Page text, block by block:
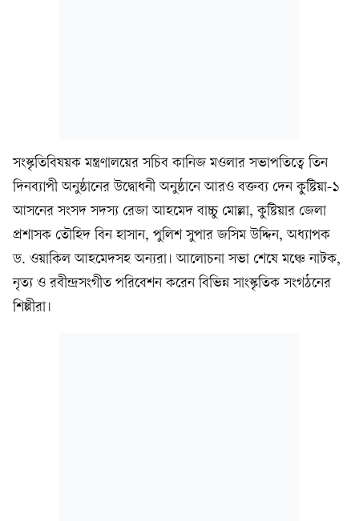
সংস্কৃ‌তিবিষয়ক মন্ত্রণাল‌য়ের স‌চিব কা‌নিজ মওলার সভাপ‌তি‌ত্বে তিন
দিনব্যাপী অনুষ্ঠানের উদ্বোধনী অনুষ্ঠা‌নে আরও বক্তব‌্য দেন কুষ্টিয়া-১
আস‌নের সংসদ সদস‌্য রেজা আহমেদ বাচ্চু মোল্লা, কু‌ষ্টিয়ার জেলা
প্রশাসক তৌ‌হিদ বিন হাসান, পু‌লিশ সুপার জ‌সিম উদ্দিন, অধ‌্যাপক
ড. ওয়া‌কিল আহ‌মেদসহ অন‌্যরা। আলোচনা সভা শে‌ষে ম‌ঞ্চে নাটক,
নৃত‌্য ও রবীন্দ্রসংগীত প‌রি‌বেশন ক‌রেন বি‌ভিন্ন সাংস্কৃ‌তিক সংগঠ‌নের
শিল্পীরা।